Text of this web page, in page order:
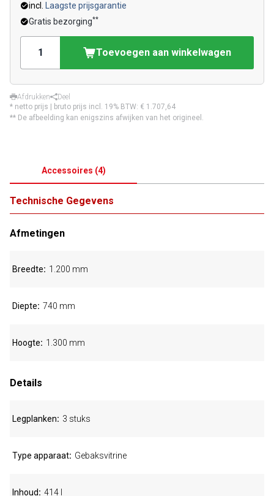
incl.
Laagste prijsgarantie
Gratis bezorging**
Toevoegen aan winkelwagen
Afdrukken
Deel
* netto prijs | bruto prijs incl. 19% BTW: € 1.707,64
** De afbeelding kan enigszins afwijken van het origineel.
Accessoires (4)
Technische Gegevens
Afmetingen
Breedte 1.200 mm
Diepte 740 mm
Hoogte 1.300 mm
Details
Legplanken 3 stuks
Type apparaat Gebaksvitrine
Inhoud 414 l